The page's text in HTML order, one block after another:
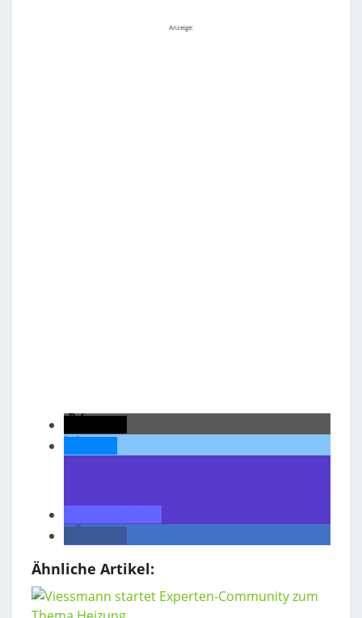
Anzeige:
Ähnliche Artikel: